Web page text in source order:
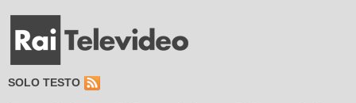
SOLO TESTO